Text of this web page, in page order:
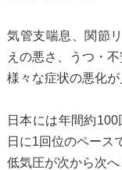
気管支喘息、関節
えの悪さ、うつ・
様々な症状の悪化が
日本には年間約
日に1回位のペース
低気圧が次から次へ